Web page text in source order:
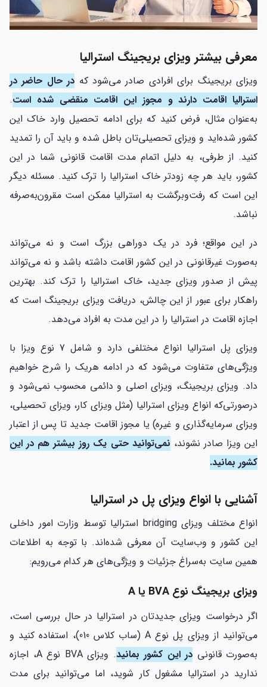
معرفی بیشتر ویزای بریجینگ استرالیا
ویزای بریجینگ برای افرادی صادر می‌شود که در حال حاضر در
استرالیا اقامت دارند و مجوز این اقامت منقضی شده است.
به‌عنوان مثال، فرض کنید که برای ادامه تحصیل وارد خاک این
کشور شده‌اید و ویزای تحصیلی‌تان باطل شده و باید آن را تمدید
کنید. از طرفی، به دلیل اتمام مدت‌ اقامت قانونی شما در این
کشور، باید هر چه زودتر خاک استرالیا را ترک کنید. مسئله دیگر
این است که رفت‌وبرگشت به استرالیا ممکن است مقرون‌به‌صرفه
نباشد.
در این مواقع؛ فرد در یک دوراهی بزرگ است و نه می‌تواند
به‌صورت غیرقانونی در این کشور اقامت داشته باشد و نه می‌تواند
پیش از صدور ویزای جدید، خاک استرالیا را ترک کند. بهترین
راهکار برای عبور از این چالش، دریافت ویزای بریجینگ است که
اجازه اقامت در استرالیا را در این مدت به افراد می‌دهد.
ویزای پل استرالیا انواع مختلفی دارد و شامل 7 نوع ویزا با
ویژگی‌های متفاوت می‌شود که در ادامه هریک را شرح خواهیم
داد. ویزای بریجینگ، ویزای اصلی و دائمی محسوب نمی‌شود و
درصورتی‌که انواع ویزای استرالیا (مثل ویزای کار، ویزای تحصیلی،
ویزای سرمایه‌گذاری و غیره) یا مجوز اقامت جدید تا پس از اعتبار
این ویزا صادر نشوند، نمی‌توانید حتی یک روز بیشتر هم در این
کشور بمانید.
آشنایی با انواع ویزای پل در استرالیا
انواع مختلف ویزای bridging استرالیا توسط وزارت امور داخلی
این کشور و وب‌سایت آن معرفی شده‌اند. با توجه به اطلاعات
همین سایت به‌سراغ جزئیات و ویژگی‌های هر کدام می‌رویم:
ویزای بریجینگ نوع BVA یا A
اگر درخواست ویزای جدیدتان در استرالیا در حال بررسی است،
می‌توانید از ویزای پل نوع A (ساب کلاس 010)، استفاده کنید و
به‌صورت قانونی در این کشور بمانید
. ویزای BVA نوع A، اجازه
ندارید در استرالیا مشغول کار شوید، اما می‌توانید برای مدت